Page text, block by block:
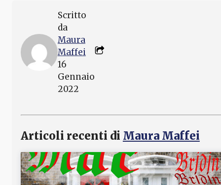
Scritto
da
Maura
Maffei
16
Gennaio
2022
Articoli recenti di Maura Maffei